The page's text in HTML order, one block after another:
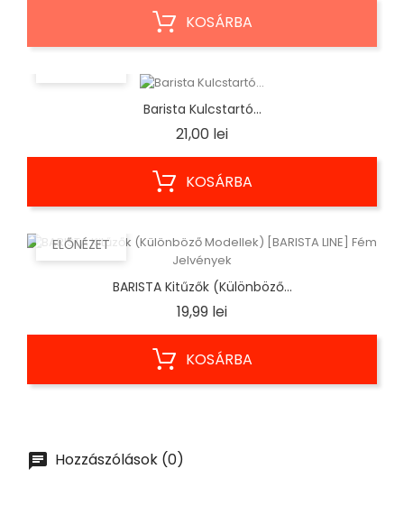
KOSÁRBA
Barista Kulcstartó...
21,00 leiÁr
KOSÁRBA
ELŐNÉZET
BARISTA Kitűzők (Különböző...
19,99 leiÁr
KOSÁRBA
Hozzászólások (0)